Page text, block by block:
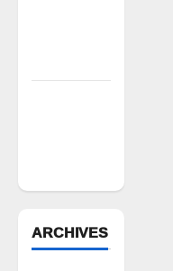
ARCHIVES